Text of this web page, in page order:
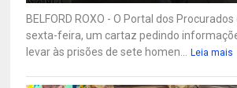
BELFORD ROXO - O Portal dos
sexta-feira, um cartaz pedindo
levar às prisões de sete homen...
Leia mais